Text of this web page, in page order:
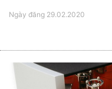
Ngày đăng 29.02.2020